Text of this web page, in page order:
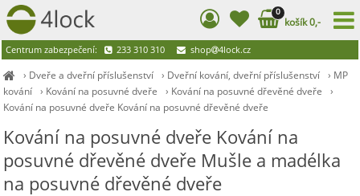
› Dveře a dveřní příslušenství › Dveřní kování, dveřní příslušenství › MP
kování › Kování na posuvné dveře › Kování na posuvné dřevěné dveře
›
Kování na posuvné dveře Kování na posuvné dřevěné dveře
Kování na posuvné dveře Kování na
posuvné dřevěné dveře Mušle a madélka
na posuvné dřevěné dveře
0
košík 0,-
Centrum zabezpečení: 233 310 310 shop 4lock.cz